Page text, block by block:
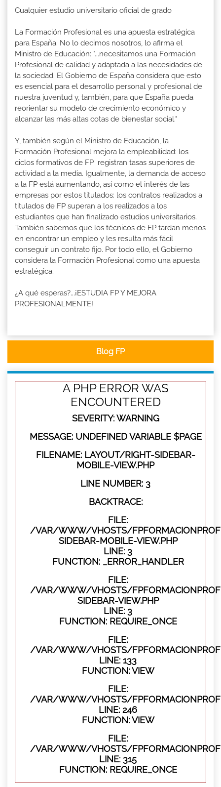
Cualquier estudio universitario oficial de grado
La Formación Profesional es una apuesta estratégica
para España. No lo decimos nosotros, lo afirma el
Ministro de Educación: "...necesitamos una Formación
Profesional de calidad y adaptada a las necesidades de
la sociedad. El Gobierno de España considera que esto
es esencial para el desarrollo personal y profesional de
nuestra juventud y, también, para que España pueda
reorientar su modelo de crecimiento económico y
alcanzar las más altas cotas de bienestar social."
Y, también según el Ministro de Educación, la
Formación Profesional mejora la empleabilidad: los
ciclos formativos de FP registran tasas superiores de
actividad a la media. Igualmente, la demanda de acceso
a la FP está aumentando, así como el interés de las
empresas por estos titulados: los contratos realizados a
titulados de FP superan a los realizados a los
estudiantes que han finalizado estudios universitarios.
También sabemos que los técnicos de FP tardan menos
en encontrar un empleo y les resulta más fácil
conseguir un contrato fijo. Por todo ello, el Gobierno
considera la Formación Profesional como una apuesta
estratégica.
¿A qué esperas?...¡ESTUDIA FP Y MEJORA
PROFESIONALMENTE!
Blog FP
A PHP ERROR WAS
ENCOUNTERED
SEVERITY: WARNING
MESSAGE: UNDEFINED VARIABLE $PAGE
FILENAME: LAYOUT/RIGHT-SIDEBAR-
MOBILE-VIEW.PHP
LINE NUMBER: 3
BACKTRACE:
FILE:
/VAR/WWW/VHOSTS/
SIDEBAR-MOBILE-VIEW.PHP
LINE: 3
FUNCTION: _ERROR_HANDLER
FILE:
/VAR/WWW/VHOSTS/
SIDEBAR-VIEW.PHP
LINE: 3
FUNCTION: REQUIRE_ONCE
FILE:
/VAR/WWW/VHOSTS/
LINE: 133
FUNCTION: VIEW
FILE:
/VAR/WWW/VHOSTS/
LINE: 246
FUNCTION: VIEW
FILE:
/VAR/WWW/VHOSTS/
LINE: 315
FUNCTION: REQUIRE_ONCE